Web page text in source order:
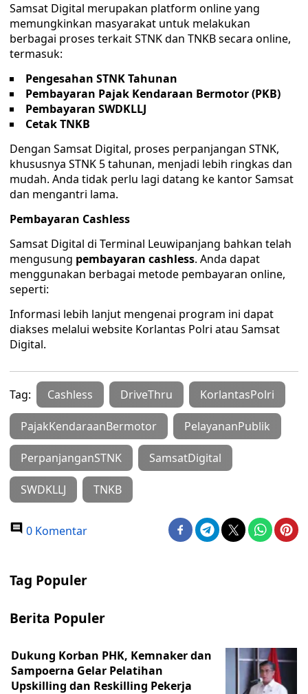
Samsat Digital merupakan platform online yang
memungkinkan masyarakat untuk melakukan
berbagai proses terkait STNK dan TNKB secara online,
termasuk:
Pengesahan STNK Tahunan
Pembayaran Pajak Kendaraan Bermotor (PKB)
Pembayaran SWDKLLJ
Cetak TNKB
Dengan Samsat Digital, proses perpanjangan STNK,
khususnya STNK 5 tahunan, menjadi lebih ringkas dan
mudah. Anda tidak perlu lagi datang ke kantor Samsat
dan mengantri lama.
Pembayaran Cashless
Samsat Digital di Terminal Leuwipanjang bahkan telah
mengusung pembayaran cashless. Anda dapat
menggunakan berbagai metode pembayaran online,
seperti:
Informasi lebih lanjut mengenai program ini dapat
diakses melalui website Korlantas Polri atau Samsat
Digital.
Tag: Cashless DriveThru KorlantasPolri
PajakKendaraanBermotor PelayananPublik
PerpanjanganSTNK SamsatDigital
SWDKLLJ TNKB
0 Komentar
Tag Populer
Berita Populer
Dukung Korban PHK, Kemnaker dan
Sampoerna Gelar Pelatihan
Upskilling dan Reskilling Pekerja